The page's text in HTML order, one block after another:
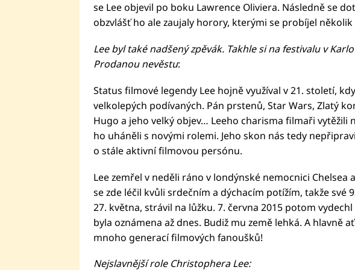
se Lee objevil po boku Lawrence Oliviera. Následně se
obzvlášť ho ale zaujaly horory, kterými se probíjel
Lee byl také nadšený zpěvák. Takhle si na festivalu v
Prodanou nevěstu:
Status filmové legendy Lee hojně využíval v 21. století,
velkolepých podívaných. Pán prstenů, Star Wars, Zlatý
Hugo a jeho velký objev… Leeho charisma filmaři vytěžili
ho uháněli s novými rolemi. Jeho skon nás tedy
o stále aktivní filmovou persónu.
Lee zemřel v neděli ráno v londýnské nemocnici Chelsea
se zde léčil kvůli srdečním a dýchacím potížím, takže své
27. května, strávil na lůžku. 7. června 2015 potom
byla oznámena až dnes. Budiž mu země lehká. A hlavně
mnoho generací filmových fanoušků!
Nejslavnější role Christophera Lee: